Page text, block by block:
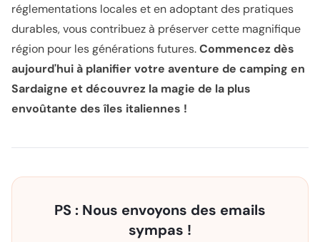
réglementations locales et en adoptant des pratiques
durables, vous contribuez à préserver cette magnifique
région pour les générations futures.Commencez dès
aujourd'hui à planifier votre aventure de camping en
Sardaigne et découvrez la magie de la plus
envoûtante des îles italiennes !
PS : Nous envoyons des emails
sympas !